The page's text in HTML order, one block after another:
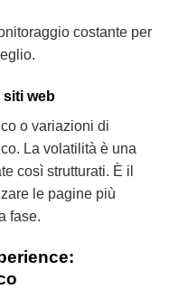
costante per
web
o variazioni di
La volatilità è una
così strutturati. È il
le pagine più
fase.